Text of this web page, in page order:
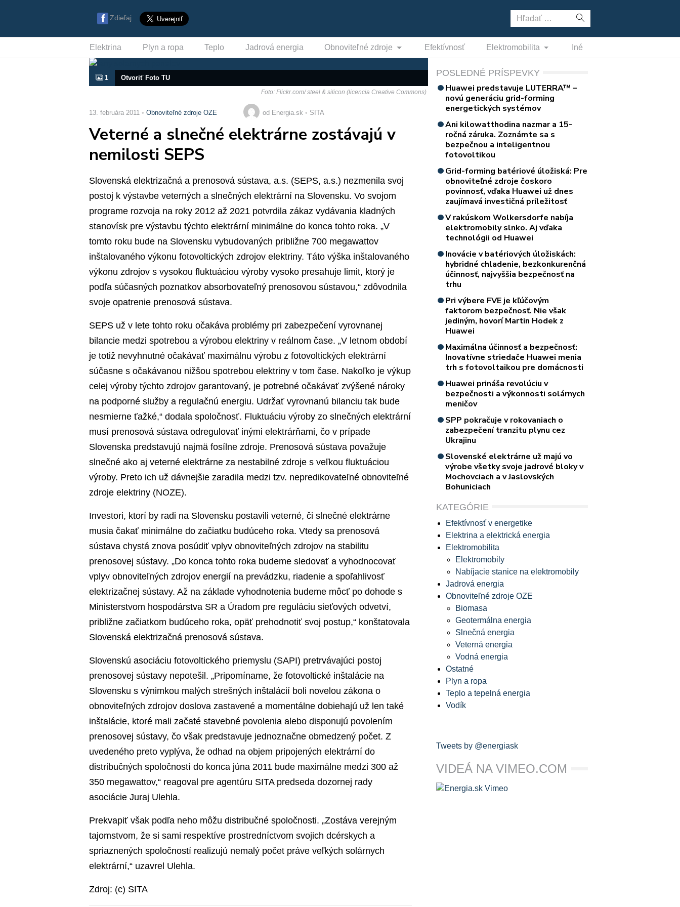
Zdieľaj Hľadať:
Elektrina Plyn a ropa Teplo Jadrová energia Obnoviteľné zdroje Efektívnosť Elektromobilita Iné
1 Otvoriť Foto TU
Foto: Flickr.com/ steel & silicon (licencia Creative Commons)
13. februára 2011 Obnoviteľné zdroje OZE od Energia.sk SITA
Veterné a slnečné elektrárne zostávajú v
nemilosti SEPS
Slovenská elektrizačná a prenosová sústava, a.s. (SEPS, a.s.) nezmenila svoj
postoj k výstavbe veterných a slnečných elektrární na Slovensku. Vo svojom
programe rozvoja na roky 2012 až 2021 potvrdila zákaz vydávania kladných
stanovísk pre výstavbu týchto elektrární minimálne do konca tohto roka. „V
tomto roku bude na Slovensku vybudovaných približne 700 megawattov
inštalovaného výkonu fotovoltických zdrojov elektriny. Táto výška inštalovaného
výkonu zdrojov s vysokou fluktuáciou výroby vysoko presahuje limit, ktorý je
podľa súčasných poznatkov absorbovateľný prenosovou sústavou,“ zdôvodnila
svoje opatrenie prenosová sústava.
SEPS už v lete tohto roku očakáva problémy pri zabezpečení vyrovnanej
bilancie medzi spotrebou a výrobou elektriny v reálnom čase. „V letnom období
je totiž nevyhnutné očakávať maximálnu výrobu z fotovoltických elektrární
súčasne s očakávanou nižšou spotrebou elektriny v tom čase. Nakoľko je výkup
celej výroby týchto zdrojov garantovaný, je potrebné očakávať zvýšené nároky
na podporné služby a regulačnú energiu. Udržať vyrovnanú bilanciu tak bude
nesmierne ťažké,“ dodala spoločnosť. Fluktuáciu výroby zo slnečných elektrární
musí prenosová sústava odregulovať inými elektrárňami, čo v prípade
Slovenska predstavujú najmä fosílne zdroje. Prenosová sústava považuje
slnečné ako aj veterné elektrárne za nestabilné zdroje s veľkou fluktuáciou
výroby. Preto ich už dávnejšie zaradila medzi tzv. nepredikovateľné obnoviteľné
zdroje elektriny (NOZE).
Investori, ktorí by radi na Slovensku postavili veterné, či slnečné elektrárne
musia čakať minimálne do začiatku budúceho roka. Vtedy sa prenosová
sústava chystá znova posúdiť vplyv obnoviteľných zdrojov na stabilitu
prenosovej sústavy. „Do konca tohto roka budeme sledovať a vyhodnocovať
vplyv obnoviteľných zdrojov energií na prevádzku, riadenie a spoľahlivosť
elektrizačnej sústavy. Až na základe vyhodnotenia budeme môcť po dohode s
Ministerstvom hospodárstva SR a Úradom pre reguláciu sieťových odvetví,
približne začiatkom budúceho roka, opäť prehodnotiť svoj postup,“ konštatovala
Slovenská elektrizačná prenosová sústava.
Slovenskú asociáciu fotovoltického priemyslu (SAPI) pretrvávajúci postoj
prenosovej sústavy nepotešil. „Pripomíname, že fotovoltické inštalácie na
Slovensku s výnimkou malých strešných inštalácií boli novelou zákona o
obnoviteľných zdrojov doslova zastavené a momentálne dobiehajú už len také
inštalácie, ktoré mali začaté stavebné povolenia alebo disponujú povolením
prenosovej sústavy, čo však predstavuje jednoznačne obmedzený počet. Z
uvedeného preto vyplýva, že odhad na objem pripojených elektrární do
distribučných spoločností do konca júna 2011 bude maximálne medzi 300 až
350 megawattov,“ reagoval pre agentúru SITA predseda dozornej rady
asociácie Juraj Ulehla.
Prekvapiť však podľa neho môžu distribučné spoločnosti. „Zostáva verejným
tajomstvom, že si sami respektíve prostredníctvom svojich dcérskych a
spriaznených spoločností realizujú nemalý počet práve veľkých solárnych
elektrární,“ uzavrel Ulehla.
Zdroj: (c) SITA
POSLEDNÉ PRÍSPEVKY
Huawei predstavuje LUTERRA™ –
novú generáciu grid-forming
energetických systémov
Ani kilowatthodina nazmar a 15-
ročná záruka. Zoznámte sa s
bezpečnou a inteligentnou
fotovoltikou
Grid-forming batériové úložiská: Pre
obnoviteľné zdroje čoskoro
povinnosť, vďaka Huawei už dnes
zaujímavá investičná príležitosť
V rakúskom Wolkersdorfe nabíja
elektromobily slnko. Aj vďaka
technológii od Huawei
Inovácie v batériových úložiskách:
hybridné chladenie, bezkonkurenčná
účinnosť, najvyššia bezpečnosť na
trhu
Pri výbere FVE je kľúčovým
faktorom bezpečnosť. Nie však
jediným, hovorí Martin Hodek z
Huawei
Maximálna účinnosť a bezpečnosť:
Inovatívne striedače Huawei menia
trh s fotovoltaikou pre domácnosti
Huawei prináša revolúciu v
bezpečnosti a výkonnosti solárnych
meničov
SPP pokračuje v rokovaniach o
zabezpečení tranzitu plynu cez
Ukrajinu
Slovenské elektrárne už majú vo
výrobe všetky svoje jadrové bloky v
Mochovciach a v Jaslovských
Bohuniciach
KATEGÓRIE
Efektívnosť v energetike
Elektrina a elektrická energia
Elektromobilita
Elektromobily
Nabíjacie stanice na elektromobily
Jadrová energia
Obnoviteľné zdroje OZE
Biomasa
Geotermálna energia
Slnečná energia
Veterná energia
Vodná energia
Ostatné
Plyn a ropa
Teplo a tepelná energia
Vodík
Tweets by @energiask
VIDEÁ NA VIMEO.COM